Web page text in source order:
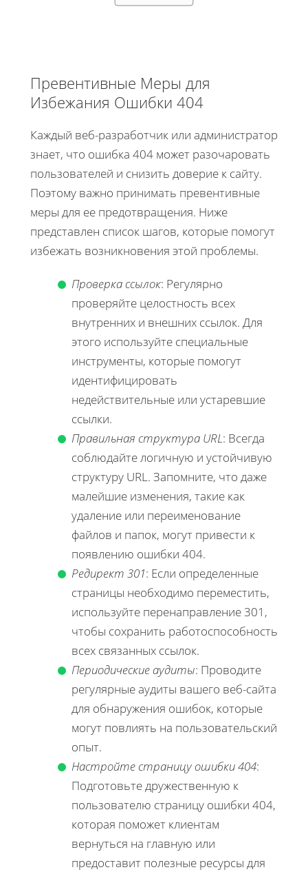
Превентивные Меры для
Избежания Ошибки 404
Каждый веб-разработчик или администратор
знает, что ошибка 404 может разочаровать
пользователей и снизить доверие к сайту.
Поэтому важно принимать превентивные
меры для ее предотвращения. Ниже
представлен список шагов, которые помогут
избежать возникновения этой проблемы.
Проверка ссылок: Регулярно
проверяйте целостность всех
внутренних и внешних ссылок. Для
этого используйте специальные
инструменты, которые помогут
идентифицировать
недействительные или устаревшие
ссылки.
Правильная структура URL: Всегда
соблюдайте логичную и устойчивую
структуру URL. Запомните, что даже
малейшие изменения, такие как
удаление или переименование
файлов и папок, могут привести к
появлению ошибки 404.
Редирект 301: Если определенные
страницы необходимо переместить,
используйте перенаправление 301,
чтобы сохранить работоспособность
всех связанных ссылок.
Периодические аудиты: Проводите
регулярные аудиты вашего веб-сайта
для обнаружения ошибок, которые
могут повлиять на пользовательский
опыт.
Настройте страницу ошибки 404:
Подготовьте дружественную к
пользователю страницу ошибки 404,
которая поможет клиентам
вернуться на главную или
предоставит полезные ресурсы для